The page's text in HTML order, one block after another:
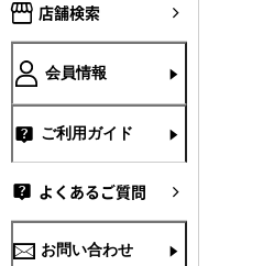
店舗検索
会員情報
ご利用ガイド
よくあるご質問
お問い合わせ